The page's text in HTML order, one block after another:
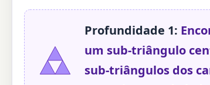
Profundidade 1:
um sub-triângulo
sub-triângulos dos